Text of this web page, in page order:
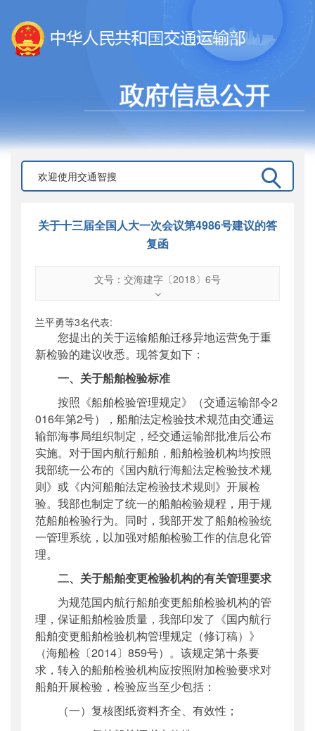
关于十三届全国人大一次会议第4986号建议的答
复函
文号：交海建字〔2018〕6号
交海建字〔2018〕6号
公开日期：2018年05月30日
主题词：十三届全国人大一次会议;建议答复函
主题分类：公众参与
公文类型：其他
兰平勇等3名代表:
您提出的关于运输船舶迁移异地运营免于重
新检验的建议收悉。现答复如下：
一、关于船舶检验标准
按照《船舶检验管理规定》（交通运输部令2
016年第2号），船舶法定检验技术规范由交通运
输部海事局组织制定，经交通运输部批准后公布
实施。对于国内航行船舶，船舶检验机构均按照
我部统一公布的《国内航行海船法定检验技术规
则》或《内河船舶法定检验技术规则》开展检
验。我部也制定了统一的船舶检验规程，用于规
范船舶检验行为。同时，我部开发了船舶检验统
一管理系统，以加强对船舶检验工作的信息化管
理。
二、关于船舶变更检验机构的有关管理要求
为规范国内航行船舶变更船舶检验机构的管
理，保证船舶检验质量，我部印发了《国内航行
船舶变更船舶检验机构管理规定（修订稿）》
（海船检〔2014〕 859号）。该规定第十条要
求，转入的船舶检验机构应按照附加检验要求对
船舶开展检验，检验应当至少包括：
（一） 复核图纸资料齐全、有效性；